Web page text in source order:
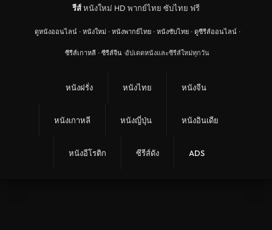
รีส์หนังใหม่ HD พากย์ไทย ซับไทย ฟรี
ดูหนังออนไลน์ · หนังใหม่ · หนังพากย์ไทย · หนังซับไทย · ดูซีรีส์ออนไลน์ ·
ซีรีส์เกาหลี · ซีรีส์จีน ·อัปเดตหนังและซีรีส์ใหม่ทุกวัน
หนังฝรั่ง หนังไทย หนังจีน
หนังเกาหลี หนังญี่ปุ่น หนังอินเดีย
หนังอีโรติก ซีรีส์ดัง ADS